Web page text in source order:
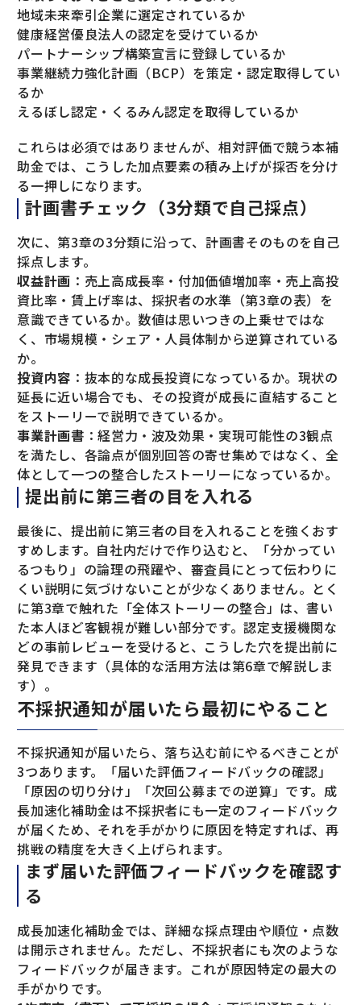
地域未来牽引企業に選定されているか
健康経営優良法人の認定を受けているか
パートナーシップ構築宣言に登録しているか
事業継続力強化計画（BCP）を策定・認定取得してい
るか
えるぼし認定・くるみん認定を取得しているか
これらは必須ではありませんが、相対評価で競う本補
助金では、こうした加点要素の積み上げが採否を分け
る一押しになります。
計画書チェック（3分類で自己採点）
次に、第3章の3分類に沿って、計画書そのものを自己
採点します。
収益計画 ：売上高成長率・付加価値増加率・売上高投
資比率・賃上げ率は、採択者の水準（第3章の表）を
意識できているか。数値は思いつきの上乗せではな
く、市場規模・シェア・人員体制から逆算されている
か。
投資内容 ：抜本的な成長投資になっているか。現状の
延長に近い場合でも、その投資が成長に直結すること
をストーリーで説明できているか。
事業計画書 ：経営力・波及効果・実現可能性の3観点
を満たし、各論点が個別回答の寄せ集めではなく、全
体として一つの整合したストーリーになっているか。
提出前に第三者の目を入れる
最後に、提出前に第三者の目を入れることを強くおす
すめします。自社内だけで作り込むと、「分かってい
るつもり」の論理の飛躍や、審査員にとって伝わりに
くい説明に気づけないことが少なくありません。とく
に第3章で触れた「全体ストーリーの整合」は、書い
た本人ほど客観視が難しい部分です。認定支援機関な
どの事前レビューを受けると、こうした穴を提出前に
発見できます（具体的な活用方法は第6章で解説しま
す）。
不採択通知が届いたら最初にやること
不採択通知が届いたら、落ち込む前にやるべきことが
3つあります。「届いた評価フィードバックの確認」
「原因の切り分け」「次回公募までの逆算」です。成
長加速化補助金は不採択者にも一定のフィードバック
が届くため、それを手がかりに原因を特定すれば、再
挑戦の精度を大きく上げられます。
まず届いた評価フィードバックを確認す
る
成長加速化補助金では、詳細な採点理由や順位・点数
は開示されません。ただし、不採択者にも次のような
フィードバックが届きます。これが原因特定の最大の
手がかりです。